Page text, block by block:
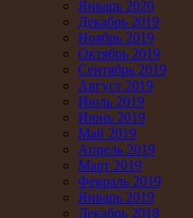
Январь 2020
Декабрь 2019
Ноябрь 2019
Октябрь 2019
Сентябрь 2019
Август 2019
Июль 2019
Июнь 2019
Май 2019
Апрель 2019
Март 2019
Февраль 2019
Январь 2019
Декабрь 2018